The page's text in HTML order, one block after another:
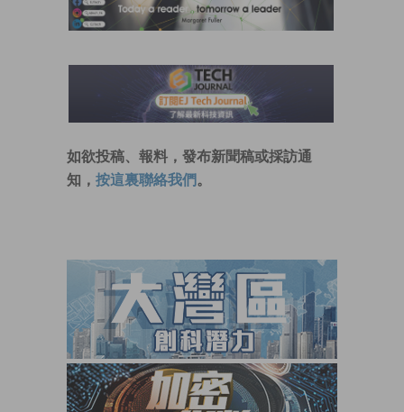
如欲投稿、報料，發布新聞稿或採訪通
知， 按這裏聯絡我們 。